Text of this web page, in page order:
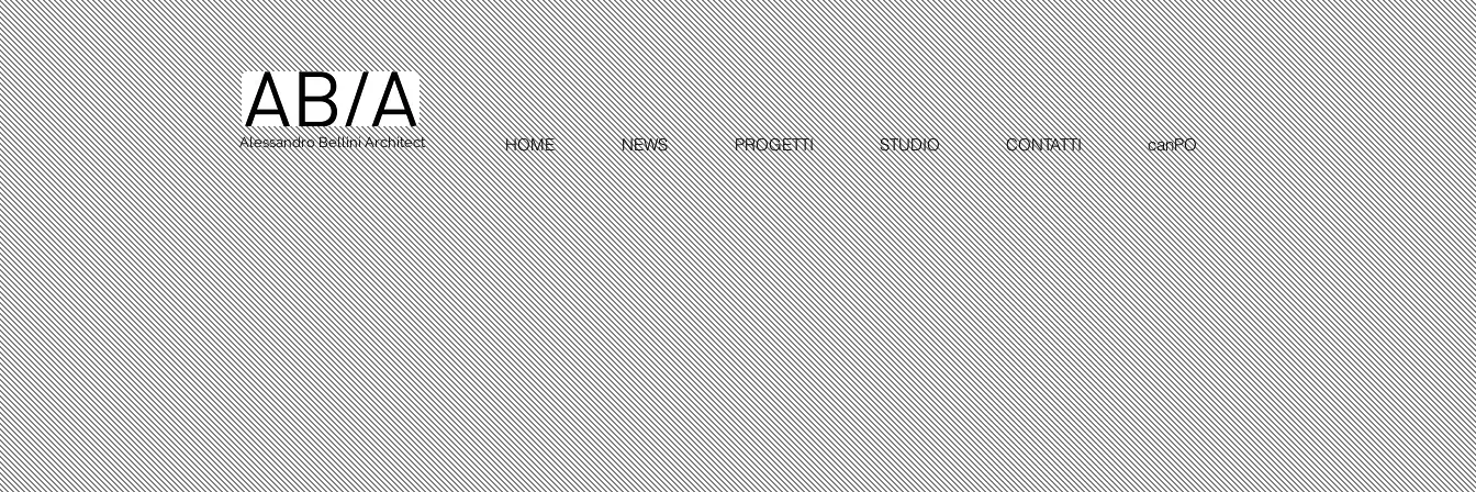
Alessandro Bellini Architect HOME NEWS PROGETTI STUDIO CONTATTI canPO